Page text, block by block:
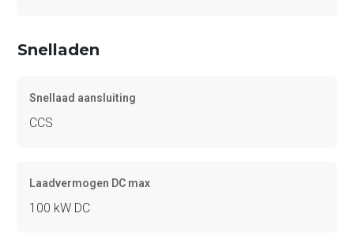
Snelladen
Snellaad aansluiting
CCS
Laadvermogen DC max
100 kW DC